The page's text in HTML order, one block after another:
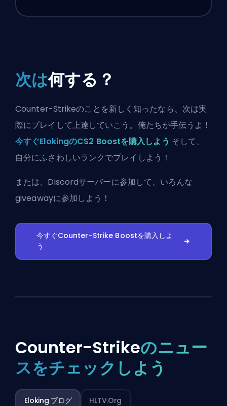
次は何する？
Counter-Strikeのことを新しく知ったなら、次は実
際にプレイして上達していこう。俺たちが手伝うよ！
今すぐElokingのCS2 Boostを購入しよう そして、
自分にふさわしいランクでプレイしよう！
または、 Discordサーバーに参加して、いろんな
giveawayに参加しよう！
今すぐCounter-Strike Boostを購入しよ
う
Counter-Strikeのニュー
スをチェックしよう
Eloking ブログ HLTV.org